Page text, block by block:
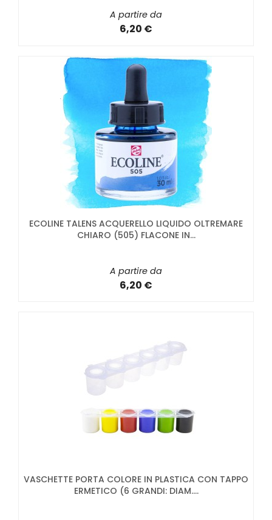
A partire da
6,20 €
ECOLINE TALENS ACQUERELLO LIQUIDO OLTREMARE
CHIARO (505) FLACONE IN...
A partire da
6,20 €
VASCHETTE PORTA COLORE IN PLASTICA CON TAPPO
ERMETICO (6 GRANDI: DIAM....